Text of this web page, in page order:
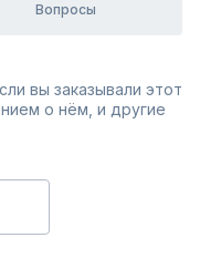
Вопросы
вы заказывали этот
о нём, и другие